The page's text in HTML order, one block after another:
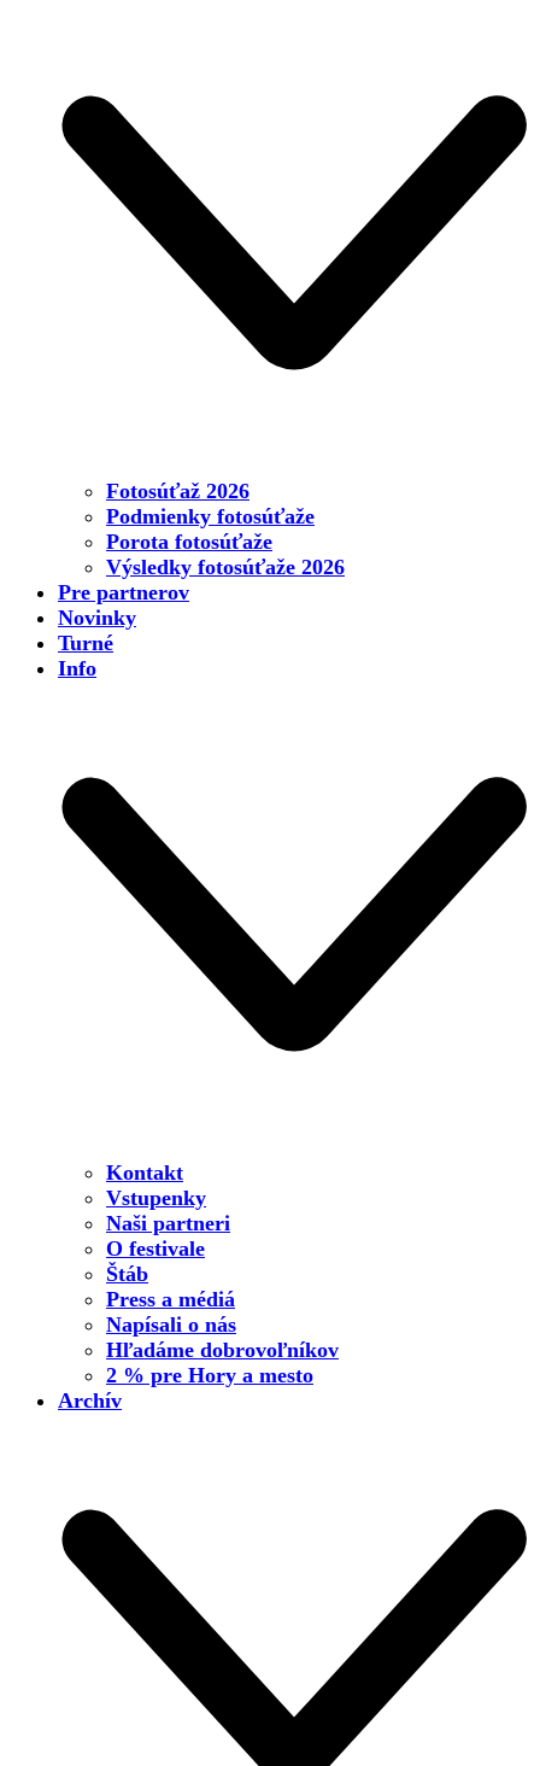
Fotosúťaž 2026
Podmienky fotosúťaže
Porota fotosúťaže
Výsledky fotosúťaže 2026
Pre partnerov
Novinky
Turné
Info
Kontakt
Vstupenky
Naši partneri
O festivale
Štáb
Press a médiá
Napísali o nás
Hľadáme dobrovoľníkov
2 % pre Hory a mesto
Archív